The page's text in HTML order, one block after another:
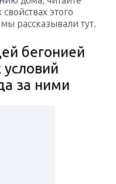
этого
рассказывали тут.
бегонией
за ними